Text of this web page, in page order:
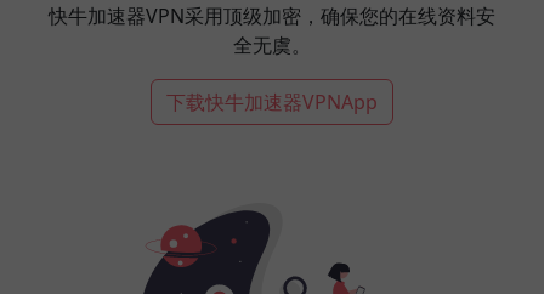
快牛加速器VPN采用顶级加密，确保您的在线资料安
全无虞。
下载快牛加速器VPNApp